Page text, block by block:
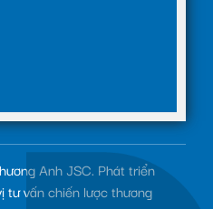
Anh JSC. Phát triển
vấn chiến lược thương